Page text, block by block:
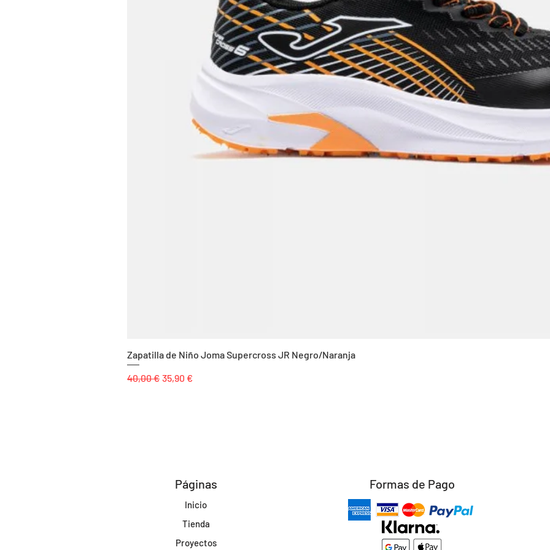
Zapatilla de Niño Joma Supercross JR Negro/Naranja
Precio
40,00 € Precio de oferta
35,90 €
Páginas
Inicio
Tienda
Proyectos
Formas de Pago